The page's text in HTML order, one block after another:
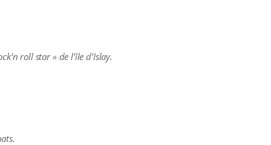
roll star » de l’île d’Islay.